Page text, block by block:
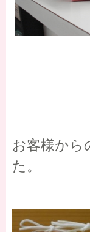
お客様から
た。